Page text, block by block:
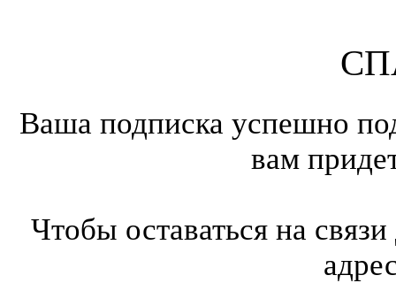
Ваша подписка успешно
вам
Чтобы оставаться на